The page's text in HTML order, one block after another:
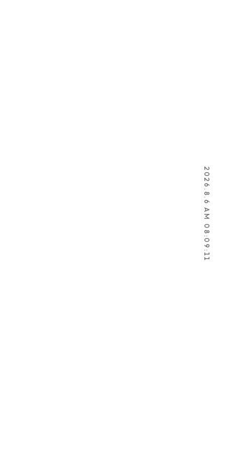
2026.8.6 AM 08:09:11